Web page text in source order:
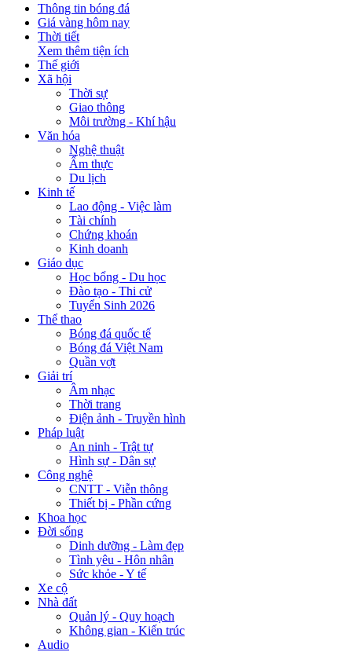
Thông tin bóng đá
Giá vàng hôm nay
Thời tiết
Xem thêm tiện ích
Thế giới
Xã hội
Thời sự
Giao thông
Môi trường - Khí hậu
Văn hóa
Nghệ thuật
Ẩm thực
Du lịch
Kinh tế
Lao động - Việc làm
Tài chính
Chứng khoán
Kinh doanh
Giáo dục
Học bổng - Du học
Đào tạo - Thi cử
Tuyển Sinh 2026
Thể thao
Bóng đá quốc tế
Bóng đá Việt Nam
Quần vợt
Giải trí
Âm nhạc
Thời trang
Điện ảnh - Truyền hình
Pháp luật
An ninh - Trật tự
Hình sự - Dân sự
Công nghệ
CNTT - Viễn thông
Thiết bị - Phần cứng
Khoa học
Đời sống
Dinh dưỡng - Làm đẹp
Tình yêu - Hôn nhân
Sức khỏe - Y tế
Xe cộ
Nhà đất
Quản lý - Quy hoạch
Không gian - Kiến trúc
Audio